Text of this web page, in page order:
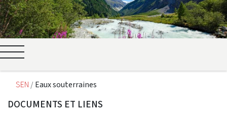
SEN Eaux souterraines
DOCUMENTS ET LIENS